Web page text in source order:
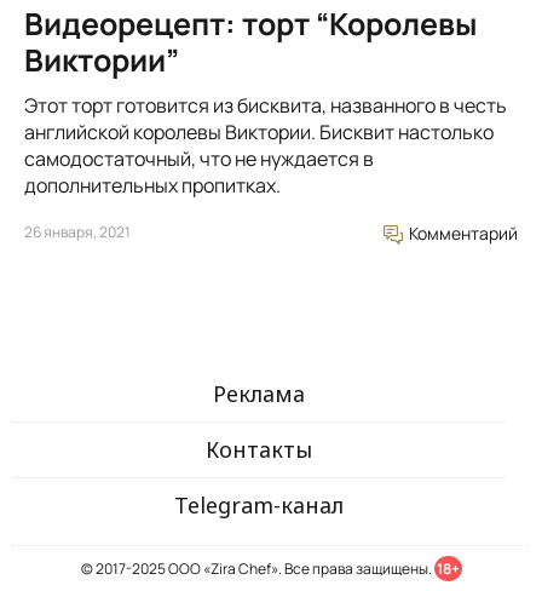
Видеорецепт: торт “Королевы
Виктории”
Этот торт готовится из бисквита, названного в честь
английской королевы Виктории. Бисквит настолько
самодостаточный, что не нуждается в
дополнительных пропитках.
26 января, 2021 Комментарий
Реклама
Контакты
Telegram-канал
© 2017-2025 ООО «Zira Chef». Все права защищены. 18+